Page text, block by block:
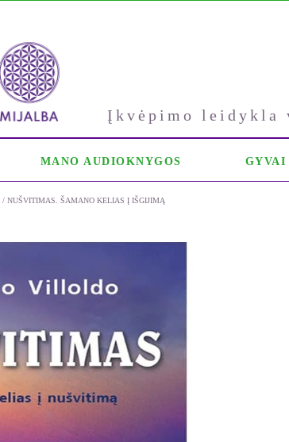
Įkvėpimo leidykla
MANO AUDIOKNYGOS GYVAI
/ NUŠVITIMAS. ŠAMANO KELIAS Į IŠGIJIMĄ